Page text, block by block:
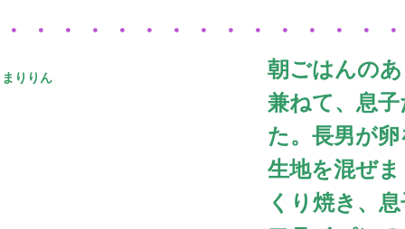
・・・・・・・・・・・・・・
まりりん
朝ごはんの
兼ねて、息
た。長男が
生地を混ぜ
くり焼き、